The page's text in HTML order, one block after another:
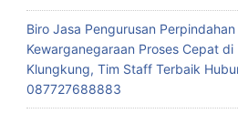
Biro Jasa Pengurusan Perpindahan
Kewarganegaraan Proses Cepat di
Klungkung, Tim Staff Terbaik
087727688883